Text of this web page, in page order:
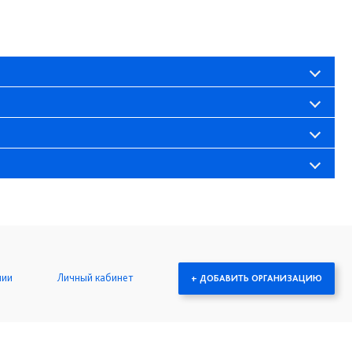
Личный кабинет + ДОБАВИТЬ ОРГАНИЗАЦИЮ